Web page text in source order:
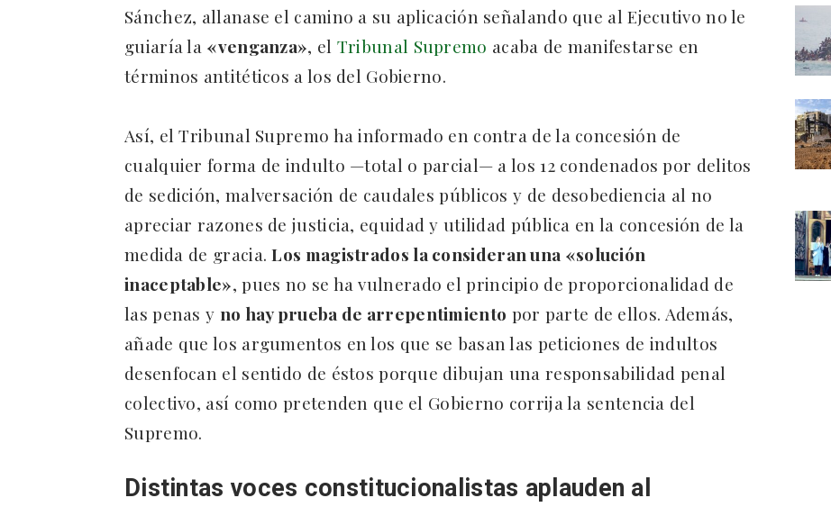
Sánchez, allanase el camino a su aplicación señalando que al Ejecutivo no le
guiaría la «venganza», el Tribunal Supremo acaba de manifestarse en
términos antitéticos a los del Gobierno.
Así, el Tribunal Supremo ha informado en contra de la concesión de
cualquier forma de indulto —total o parcial— a los 12 condenados por delitos
de sedición, malversación de caudales públicos y de desobediencia al no
apreciar razones de justicia, equidad y utilidad pública en la concesión de la
medida de gracia.Los magistrados la consideran una «solución
inaceptable», pues no se ha vulnerado el principio de proporcionalidad de
las penas y no hay prueba de arrepentimiento por parte de ellos. Además,
añade que los argumentos en los que se basan las peticiones de indultos
desenfocan el sentido de éstos porque dibujan una responsabilidad penal
colectivo, así como pretenden que el Gobierno corrija la sentencia del
Supremo.
Distintas voces constitucionalistas aplauden al